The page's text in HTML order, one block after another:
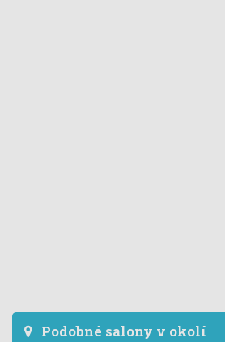
Podobné salony v okolí